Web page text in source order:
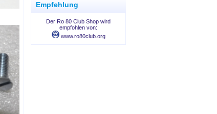
Empfehlung
Der Ro 80 Club Shop wird
empfohlen von:
www.ro80club.org